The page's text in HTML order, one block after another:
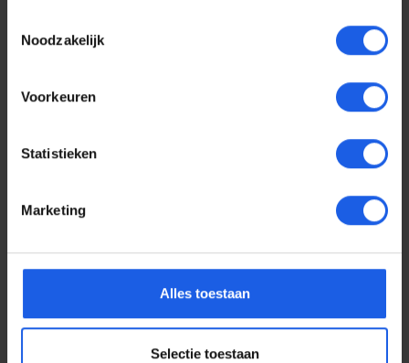
Noodzakelijk
Voorkeuren
Statistieken
Marketing
Alles toestaan
Selectie toestaan
Voor elke telefoon een
oortje